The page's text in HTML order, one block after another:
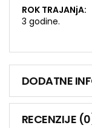
ROK TRAJANjA:
3 godine.
DODATNE
RECENZIJE